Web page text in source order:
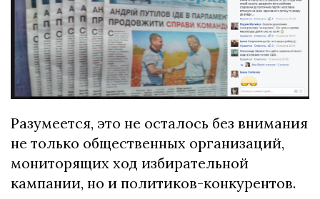
Разумеется, это не осталось без внимания
не только общественных организаций,
мониторящих ход избирательной
кампании, но и политиков-конкурентов.